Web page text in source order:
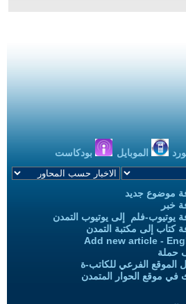
الموبايل بودكاست
موضوع جديد
خبر
يوتيوب-فلم إلى يوتيوب التمدن
كتاب إلى مكتبة التمدن
Add new article -
حملة
الموقع الفرعي للكاتب-ة
في موقع الحوار المتمدن